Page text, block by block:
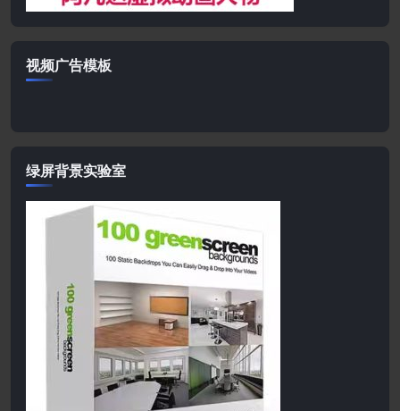
视频广告模板
绿屏背景实验室